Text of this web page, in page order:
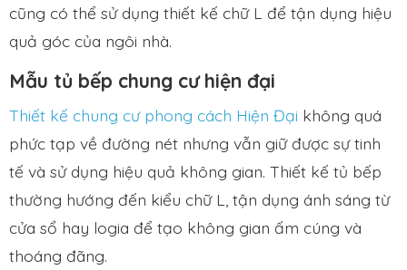
cũng có thể sử dụng thiết kế chữ L để tận dụng hiệu
quả góc của ngôi nhà.
Mẫu tủ bếp chung cư hiện đại
Thiết kế chung cư phong cách Hiện Đại không quá
phức tạp về đường nét nhưng vẫn giữ được sự tinh
tế và sử dụng hiệu quả không gian. Thiết kế tủ bếp
thường hướng đến kiểu chữ L, tận dụng ánh sáng từ
cửa sổ hay logia để tạo không gian ấm cúng và
thoáng đãng.